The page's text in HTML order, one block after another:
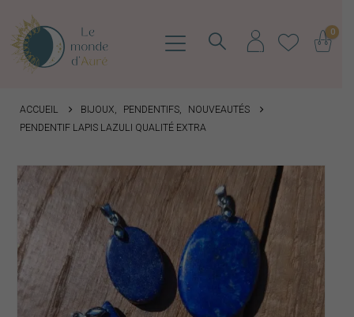
0
ACCUEIL BIJOUX, PENDENTIFS,
NOUVEAUTÉS
PENDENTIF LAPIS LAZULI QUALITÉ EXTRA